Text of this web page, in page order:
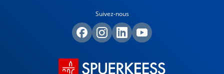
Suivez-nous